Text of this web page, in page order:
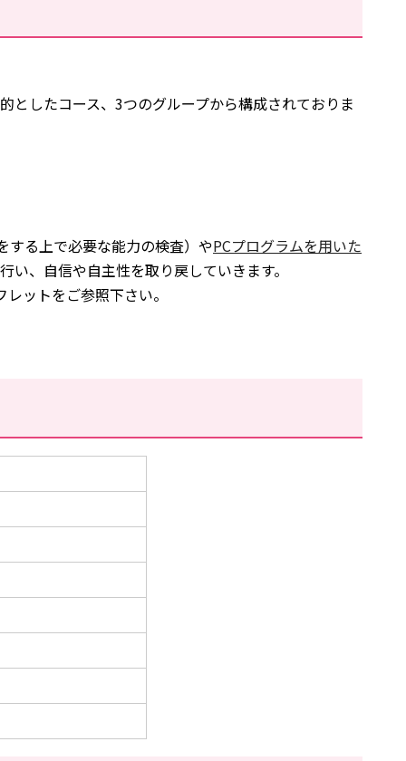
したコース、3つのグループから構成されておりま
する上で必要な能力の検査）やPCプログラムを用いた
、自信や自主性を取り戻していきます。
ットをご参照下さい。